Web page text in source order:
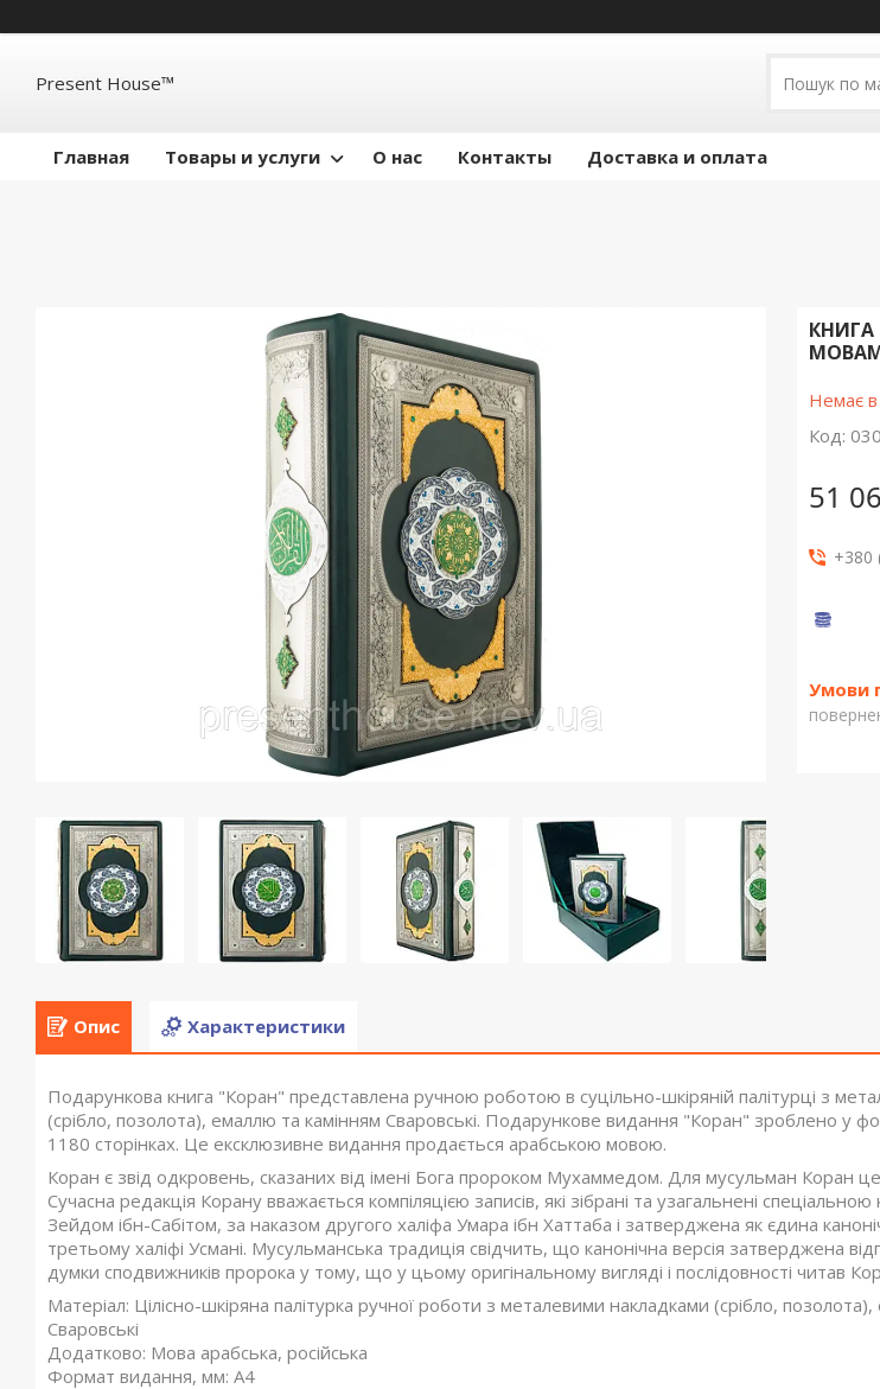
Present House™
Главная Товары и услуги О нас Контакты Доставка и оплата
Немає в
Код:
51
+380
Опис Характеристики
Подарункова книга "Коран" представлена ​​ручною роботою в суцільно-шкіряній палітурці з
(срібло, позолота), емаллю та камінням Сваровські. Подарункове видання "Коран" зроблено у
1180 сторінках. Це ексклюзивне видання продається арабською мовою.
Коран є звід одкровень, сказаних від імені Бога пророком Мухаммедом. Для мусульман Коран
Сучасна редакція Корану вважається компіляцією записів, які зібрані та узагальнені спеціальною
Зейдом ібн-Сабітом, за наказом другого халіфа Умара ібн Хаттаба і затверджена як єдина
третьому халіфі Усмані. Мусульманська традиція свідчить, що канонічна версія затверджена
думки сподвижників пророка у тому, що у цьому оригінальному вигляді і послідовності читав
Матеріал: Цілісно-шкіряна палітурка ручної роботи з металевими накладками (срібло, позолота),
Сваровські
Додатково: Мова арабська, російська
Формат видання, мм: A4